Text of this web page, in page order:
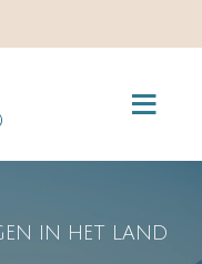
IN HET LAND